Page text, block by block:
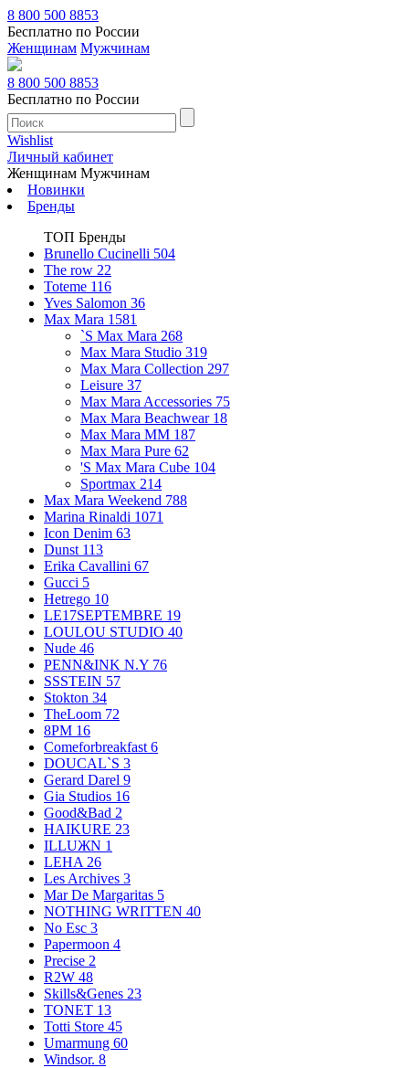
8 800 500 8853
Бесплатно по России
Женщинам Мужчинам
8 800 500 8853
Бесплатно по России
Wishlist
Личный кабинет
Женщинам Мужчинам
Новинки
Бренды
ТОП Бренды
Brunello Cucinelli 504
The row 22
Toteme 116
Yves Salomon 36
Max Mara 1581
`S Max Mara 268
Max Mara Studio 319
Max Mara Collection 297
Leisure 37
Max Mara Accessories 75
Max Mara Beachwear 18
Max Mara MM 187
Max Mara Pure 62
'S Max Mara Cube 104
Sportmax 214
Max Mara Weekend 788
Marina Rinaldi 1071
Icon Denim 63
Dunst 113
Erika Cavallini 67
Gucci 5
Hetrego 10
LE17SEPTEMBRE 19
LOULOU STUDIO 40
Nude 46
PENN&INK N.Y 76
SSSTEIN 57
Stokton 34
TheLoom 72
8PM 16
Comeforbreakfast 6
DOUCAL`S 3
Gerard Darel 9
Gia Studios 16
Good&Bad 2
HAIKURE 23
ILLUЖN 1
LEHA 26
Les Archives 3
Mar De Margaritas 5
NOTHING WRITTEN 40
No Esc 3
Papermoon 4
Precise 2
R2W 48
Skills&Genes 23
TONET 13
Totti Store 45
Umarmung 60
Windsor. 8